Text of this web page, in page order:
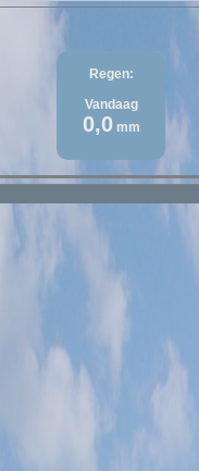
Regen:
Vandaag
0,0mm